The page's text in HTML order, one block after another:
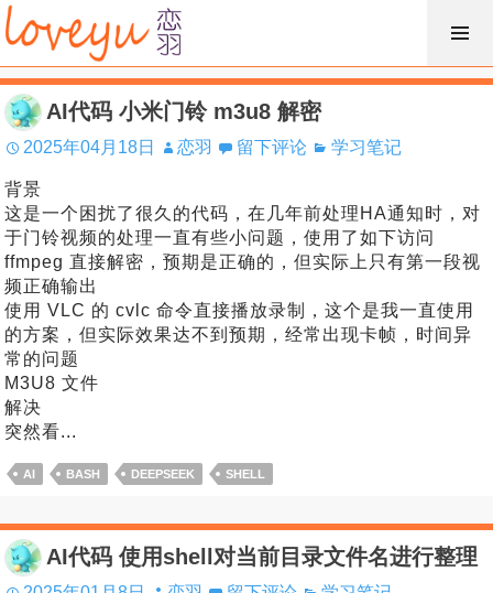
跳
过
内
容
AI代码 小米门铃 m3u8 解密
2025年04月18日 恋羽 留下评论 学习笔记
背景
这是一个困扰了很久的代码，在几年前处理HA通知时，对
于门铃视频的处理一直有些小问题，使用了如下访问
ffmpeg 直接解密，预期是正确的，但实际上只有第一段视
频正确输出
使用 VLC 的 cvlc 命令直接播放录制，这个是我一直使用
的方案，但实际效果达不到预期，经常出现卡帧，时间异
常的问题
M3U8 文件
解决
突然看...
AI BASH DEEPSEEK SHELL
AI代码 使用shell对当前目录文件名进行整理